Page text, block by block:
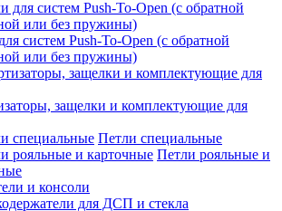
систем Push-To-Open (с обратной
или без пружины)
защелки и комплектующие для
Петли специальные
Петли рояльные и
и консоли